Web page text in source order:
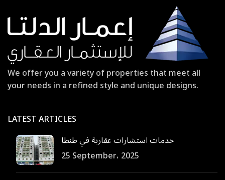
We offer you a variety of properties that meet all
your needs in a refined style and unique designs.
LATEST ARTICLES
خدمات استشارات عقارية في طنطا
25 September، 2025